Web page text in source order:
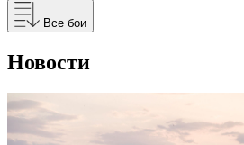
Все бои
Новости